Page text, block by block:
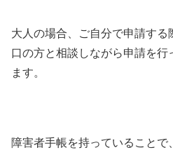
大人の場合、ご自分で申請す
口の方と相談しながら申請を
ます。
障害者手帳を持っていること